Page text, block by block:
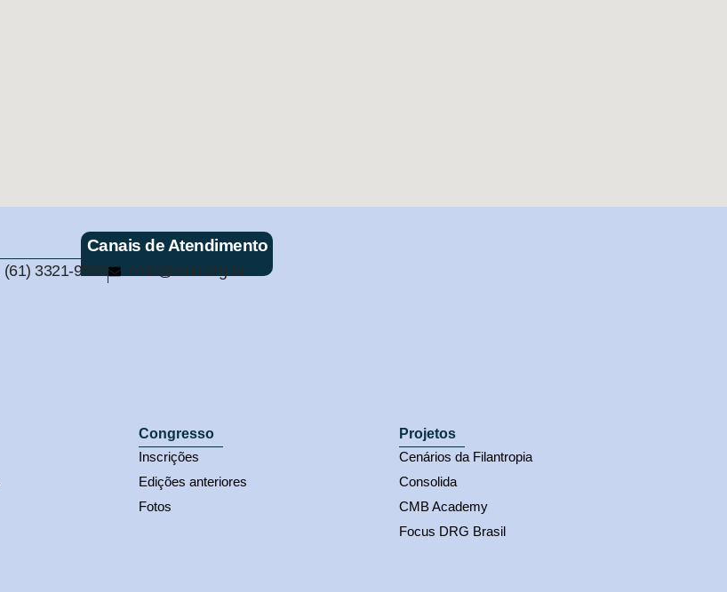
Canais de Atendimento
(61) 3321-9563 cmb@cmb.org.br
Congresso
Inscrições
Edições anteriores
Fotos
Projetos
Cenários da Filantropia
Consolida
CMB Academy
Focus DRG Brasil